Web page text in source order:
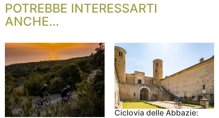
POTREBBE INTERESSARTI
ANCHE...
Ciclovia delle Abbazie: